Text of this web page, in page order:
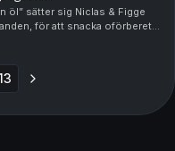
öl” sätter sig Niclas & Figge
för att snacka oförberett
lågt kring sporten vi alla